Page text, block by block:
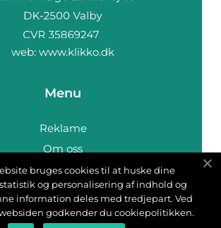
web: www.klikko.dk
Menu
Reklame
Om oss
Cookies
Kontakt Oss
Sitemap
bruges cookies til at huske dine
og personalisering af indhold og
information deles med tredjepart. Ved
godkender du cookiepolitikken.